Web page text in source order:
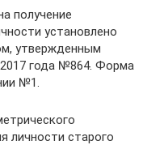
получение
установлено
утвержденным
года №864. Форма
№1.
личности старого